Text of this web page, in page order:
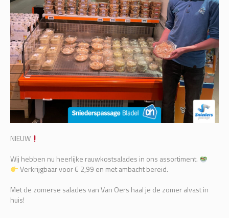
NIEUW
Wij hebben nu heerlijke rauwkostsalades in ons assortiment.
Verkrijgbaar voor € 2,99 en met ambacht bereid.
Met de zomerse salades van Van Oers haal je de zomer alvast in
huis!